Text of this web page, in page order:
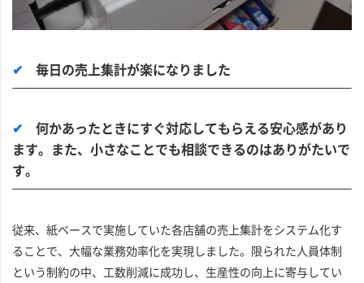
✔ 毎日の売上集計が楽になりました
✔ 何かあったときにすぐ対応してもらえる安心感があり
ます。また、小さなことでも相談できるのはありがたいで
す。
従来、紙ベースで実施していた各店舗の売上集計をシステム化す
ることで、大幅な業務効率化を実現しました。限られた人員体制
という制約の中、工数削減に成功し、生産性の向上に寄与してい